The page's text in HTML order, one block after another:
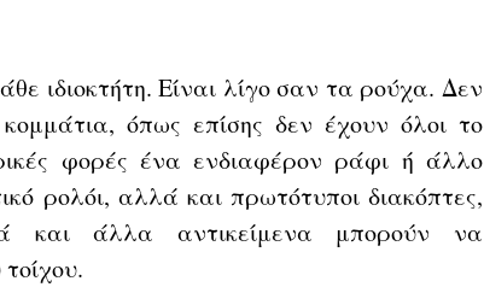
ιδιοκτήτη. Είναι λίγο σαν τα ρούχα. Δεν
όπως επίσης δεν έχουν όλοι το
φορές ένα ενδιαφέρον ράφι ή άλλο
ρολόι, αλλά και πρωτότυποι διακόπτες,
και άλλα αντικείμενα μπορούν να